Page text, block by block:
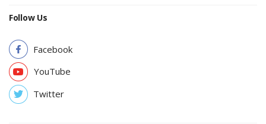
Follow Us
Facebook
YouTube
Twitter